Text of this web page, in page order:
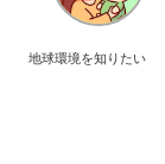
地球環境を知りたい